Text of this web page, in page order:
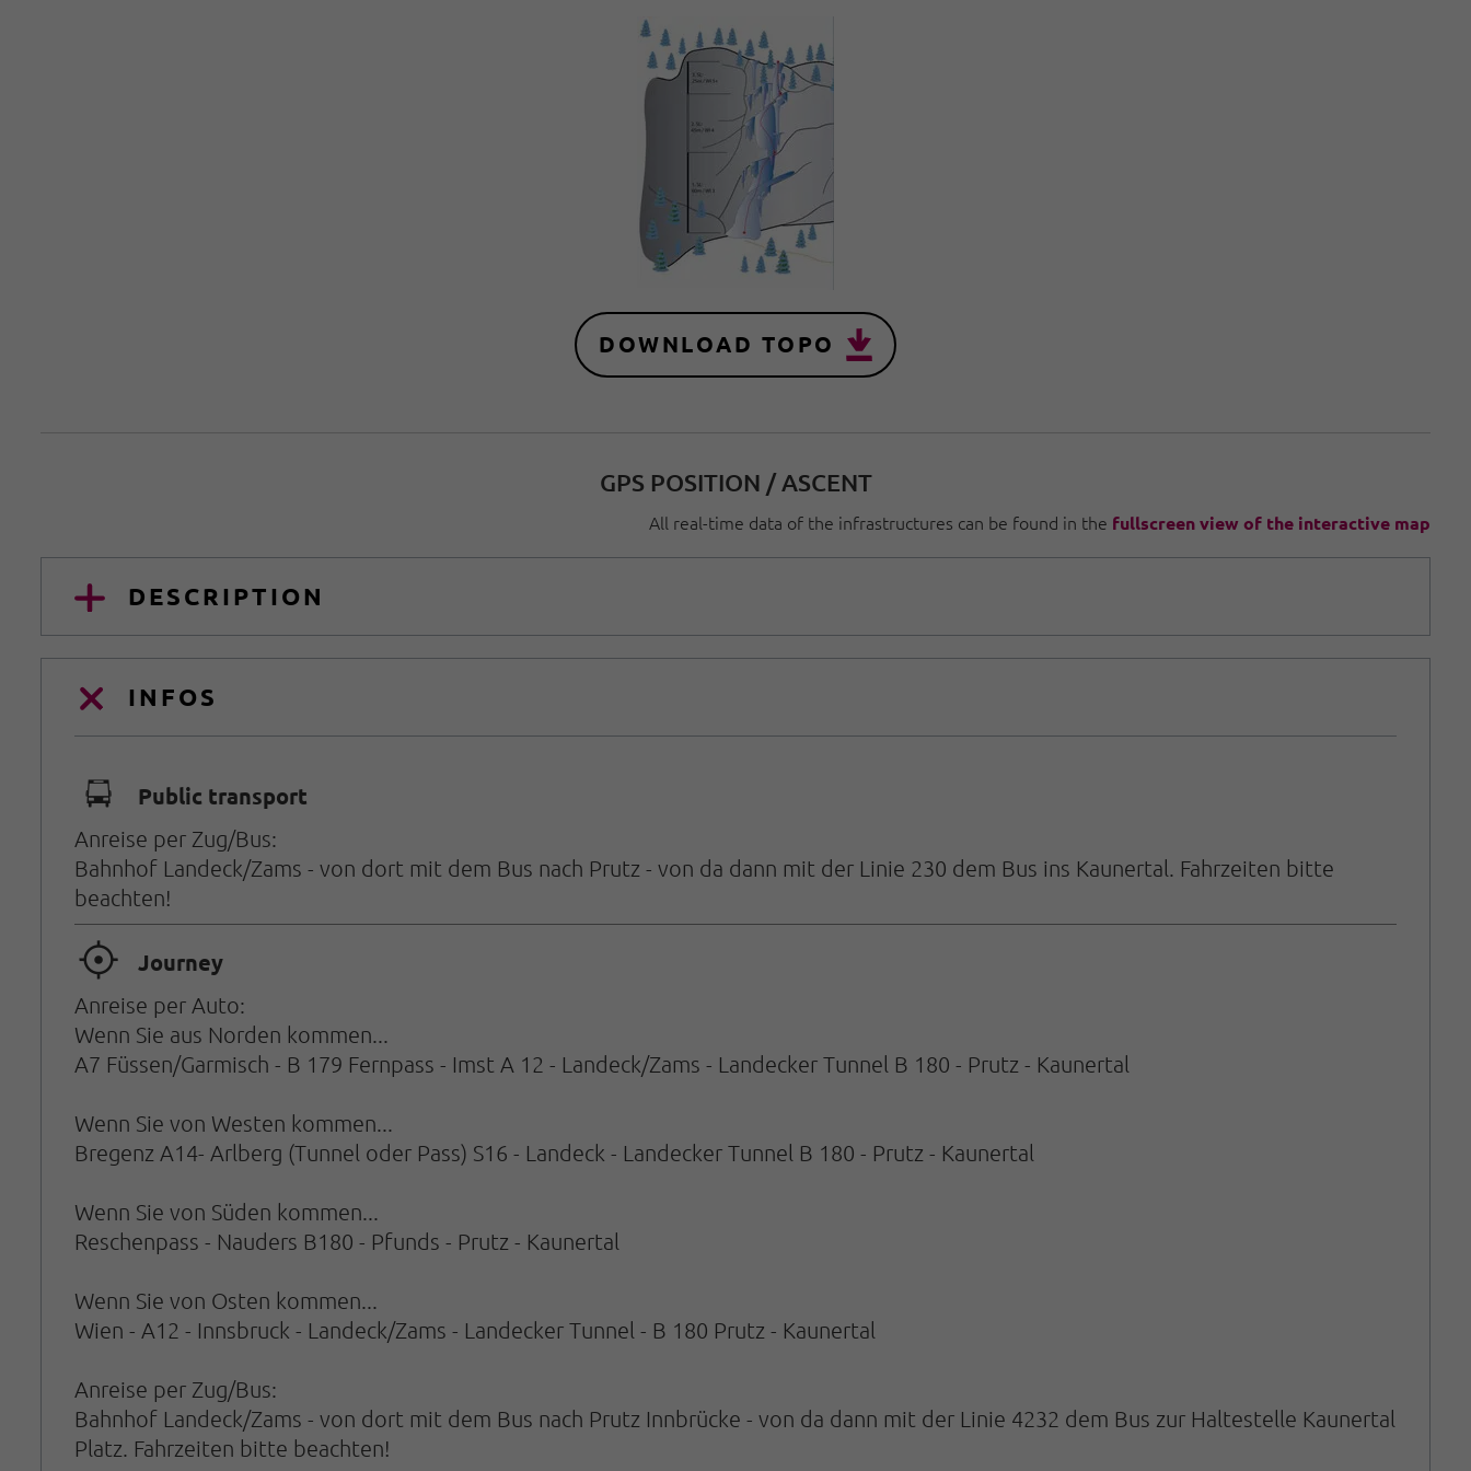
DOWNLOAD TOPO
GPS POSITION / ASCENT
All real-time data of the infrastructures can be found in the fullscreen view of the interactive map
DESCRIPTION
INFOS
🕞 Public transport
Anreise per Zug/Bus:
Bahnhof Landeck/Zams - von dort mit dem Bus nach Prutz - von da dann mit der Linie 230 dem Bus ins Kaunertal. Fahrzeiten bitte
beachten!
🞞 Journey
Anreise per Auto:
Wenn Sie aus Norden kommen...
A7 Füssen/Garmisch - B 179 Fernpass - Imst A 12 - Landeck/Zams - Landecker Tunnel B 180 - Prutz - Kaunertal
Wenn Sie von Westen kommen...
Bregenz A14- Arlberg (Tunnel oder Pass) S16 - Landeck - Landecker Tunnel B 180 - Prutz - Kaunertal
Wenn Sie von Süden kommen...
Reschenpass - Nauders B180 - Pfunds - Prutz - Kaunertal
Wenn Sie von Osten kommen...
Wien - A12 - Innsbruck - Landeck/Zams - Landecker Tunnel - B 180 Prutz - Kaunertal
Anreise per Zug/Bus:
Bahnhof Landeck/Zams - von dort mit dem Bus nach Prutz Innbrücke - von da dann mit der Linie 4232 dem Bus zur Haltestelle Kaunertal
Platz. Fahrzeiten bitte beachten!